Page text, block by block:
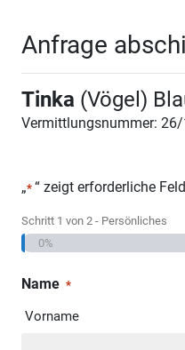
Anfrage
Tinka (Vögel)
Vermittlungsnummer:
„* “ zeigt erforderliche
Schritt 1 von 2 - Persönliches
0%
Name *
Vorname